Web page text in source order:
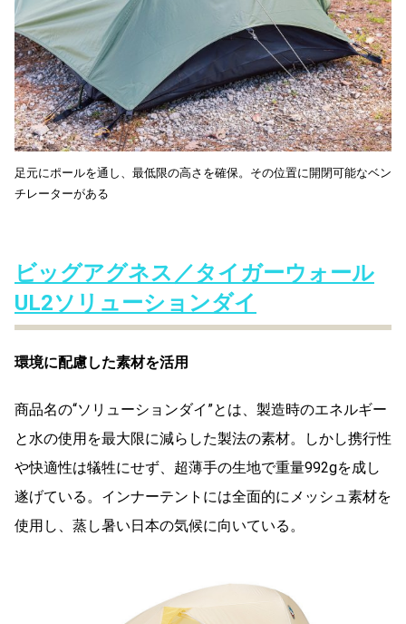
足元にポールを通し、最低限の高さを確保。その位置に開閉可能なベン
チレーターがある
ビッグアグネス／タイガーウォール
UL2ソリューションダイ
環境に配慮した素材を活用
商品名の“ソリューションダイ”とは、製造時のエネルギー
と水の使用を最大限に減らした製法の素材。しかし携行性
や快適性は犠牲にせず、超薄手の生地で重量992gを成し
遂げている。インナーテントには全面的にメッシュ素材を
使用し、蒸し暑い日本の気候に向いている。